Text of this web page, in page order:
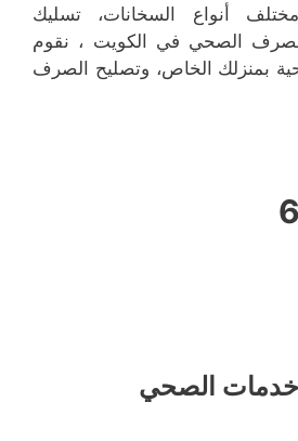
أنواع السخانات، تسليك
الصحي في الكويت ، نقوم
بمنزلك الخاص، وتصليح الصرف
الصحي